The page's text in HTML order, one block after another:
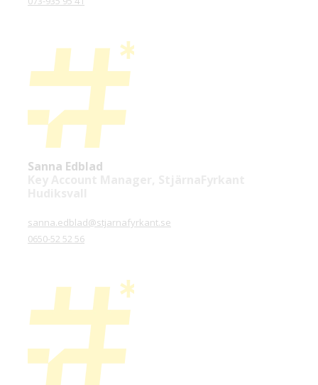
Sanna Edblad
sanna.edblad@stjarnafyrkant.se
0650-52 52 56